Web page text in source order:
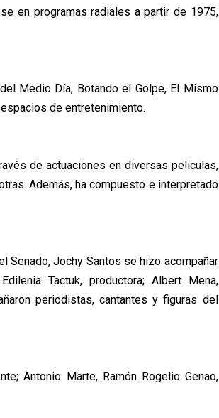
en programas radiales a partir de 1975,
Medio Día, Botando el Golpe, El Mismo
de entretenimiento.
de actuaciones en diversas películas,
Además, ha compuesto e interpretado
Senado, Jochy Santos se hizo acompañar
Tactuk, productora; Albert Mena,
periodistas, cantantes y figuras del
Antonio Marte, Ramón Rogelio Genao,